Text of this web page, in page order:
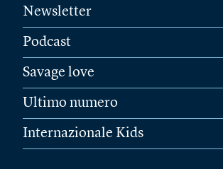
Newsletter
Podcast
Savage love
Ultimo numero
Internazionale Kids